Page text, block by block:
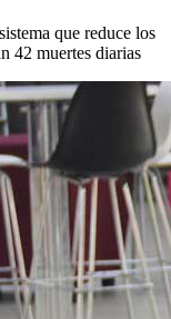
que reduce los
42 muertes diarias